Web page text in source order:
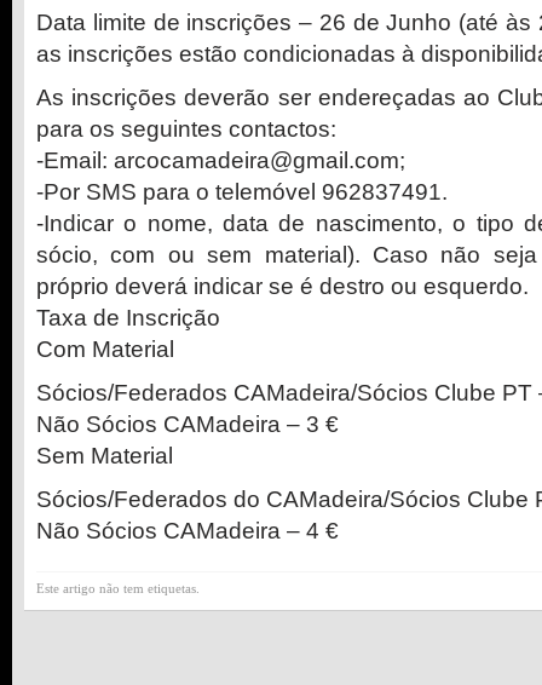
Data limite de inscrições – 26 de Junho (até às
as inscrições estão condicionadas à
As inscrições deverão ser endereçadas ao
para os seguintes contactos:
-Email: arcocamadeira@gmail.com;
-Por SMS para o telemóvel 962837491.
-Indicar o nome, data de nascimento, o tipo
sócio, com ou sem material). Caso não
próprio deverá indicar se é destro ou esquerdo.
Taxa de Inscrição
Com Material
Sócios/Federados CAMadeira/Sócios Clube PT
Não Sócios CAMadeira – 3 €
Sem Material
Sócios/Federados do CAMadeira/Sócios Clube
Não Sócios CAMadeira – 4 €
Este artigo não tem etiquetas.